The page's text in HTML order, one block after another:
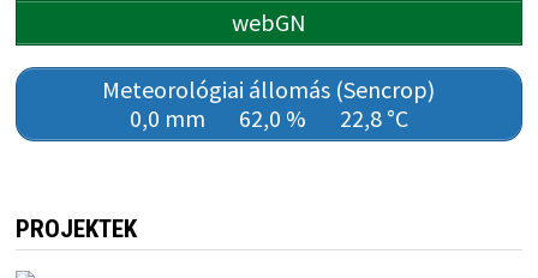
webGN
Meteorológiai állomás (Sencrop)
0,0 mm
62,0 % 22,8 °C
PROJEKTEK